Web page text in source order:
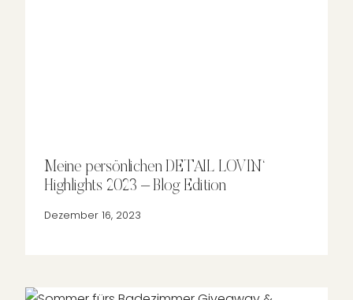
Meine persönlichen DETAIL LOVIN‘
Highlights 2023 – Blog Edition
Dezember 16, 2023